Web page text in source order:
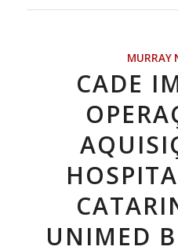
MURRAY
CADE
UNIMED